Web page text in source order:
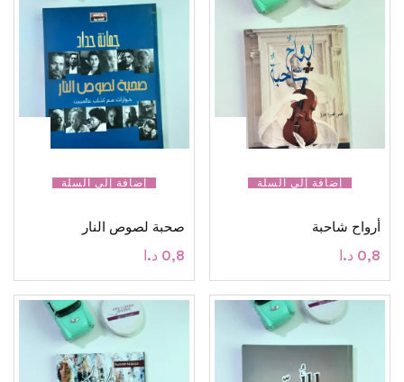
إضافة إلى السلة
أرواح شاحبة
0,8 د.ا
إضافة إلى السلة
صحبة لصوص النار
0,8 د.ا